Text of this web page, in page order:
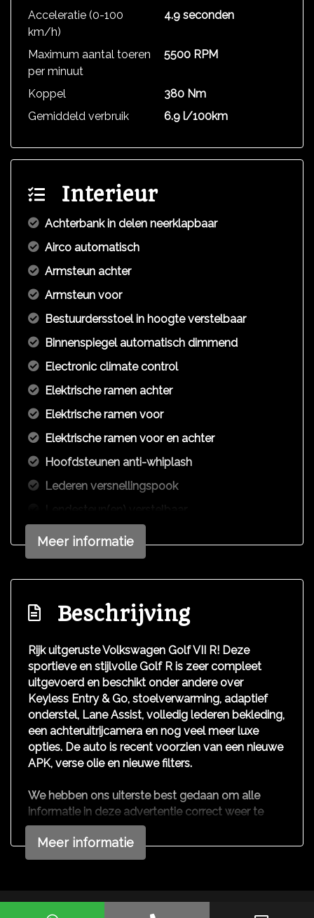
Acceleratie (0-100
km/h)
4.9 seconden
Maximum aantal toeren
per minuut
5500 RPM
Koppel
380 Nm
Gemiddeld verbruik
6.9 l/100km
Interieur
Achterbank in delen neerklapbaar
Airco automatisch
Armsteun achter
Armsteun voor
Bestuurdersstoel in hoogte verstelbaar
Binnenspiegel automatisch dimmend
Electronic climate control
Elektrische ramen achter
Elektrische ramen voor
Elektrische ramen voor en achter
Hoofdsteunen anti-whiplash
Lederen versnellingspook
Lendesteun(en) verstelbaar
Microvezel bekleding
Passagiersstoel in hoogte verstelbaar
Sportstoelen
Stuur en versnellingspook (kunst)leder
Stuur leder en multifunctioneel
Stuur verstelbaar
Stuurbekrachtiging snelheidsafhankelijk
Exterieur
Bi-xenon koplampen
verwarmbaar
Centrale vergrendeling met afstandsbediening
Dakspoiler
Meer informatie
Beschrijving
Rijk uitgeruste Volkswagen Golf VII R! Deze
sportieve en stijlvolle Golf R is zeer compleet
uitgevoerd en beschikt onder andere over
Keyless Entry & Go, stoelverwarming, adaptief
onderstel, Lane Assist, volledig lederen bekleding,
een achteruitrijcamera en nog veel meer luxe
opties. De auto is recent voorzien van een nieuwe
APK, verse olie en nieuwe filters.
We hebben ons uiterste best gedaan om alle
informatie in deze advertentie correct weer te
geven. Er kunnen echter geen rechten worden
ontleend aan de verstrekte informatie in de
advertentie. Vertrouw niet alleen op deze
Meer informatie
Mogelijk gemaakt door Mobilox